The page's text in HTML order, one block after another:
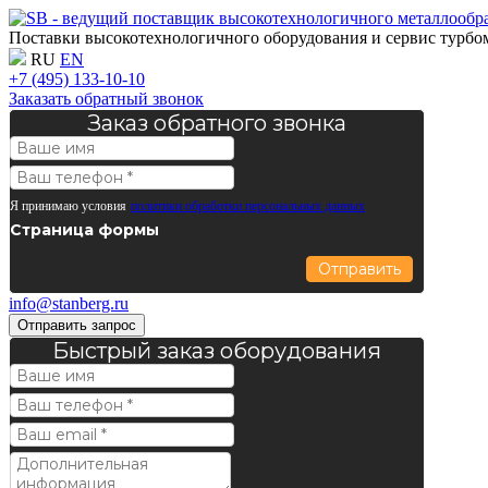
Поставки высокотехнологичного оборудования и сервис
RU EN
+7 (495) 133-10-10
Заказать обратный звонок
Заказ обратного звонка
Я принимаю условия политики обработки персональных данных
Страница формы
Отправить
info@stanberg.ru
Отправить запрос
Быстрый заказ оборудования